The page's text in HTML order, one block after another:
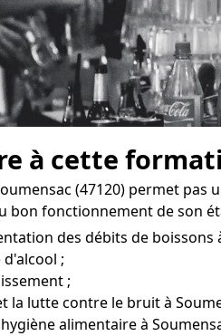
à cette
(47120) permet
bon fonctionnement de son
des débits de boissons
;
;
la lutte contre le bruit à
alimentaire à